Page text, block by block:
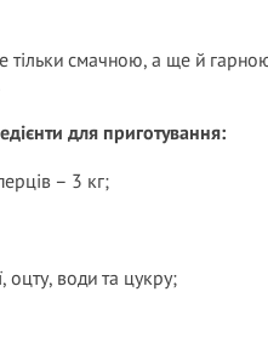
смачною, а ще й
для приготування:
– 3 кг;
оцту, води та цукру;